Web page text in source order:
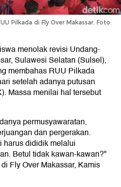
Pilkada di Fly Over Makassar. Foto:
menolak revisi Undang-
Sulawesi Selatan (Sulsel),
membahas RUU Pilkada
setelah adanya putusan
Massa menilai hal tersebut
permusyawaratan,
dan pergerakan.
harus dididik melalui
Betul tidak kawan-kawan?"
Fly Over Makassar, Kamis